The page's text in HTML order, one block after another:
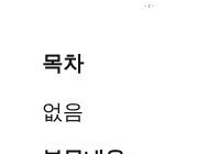
목차
없음